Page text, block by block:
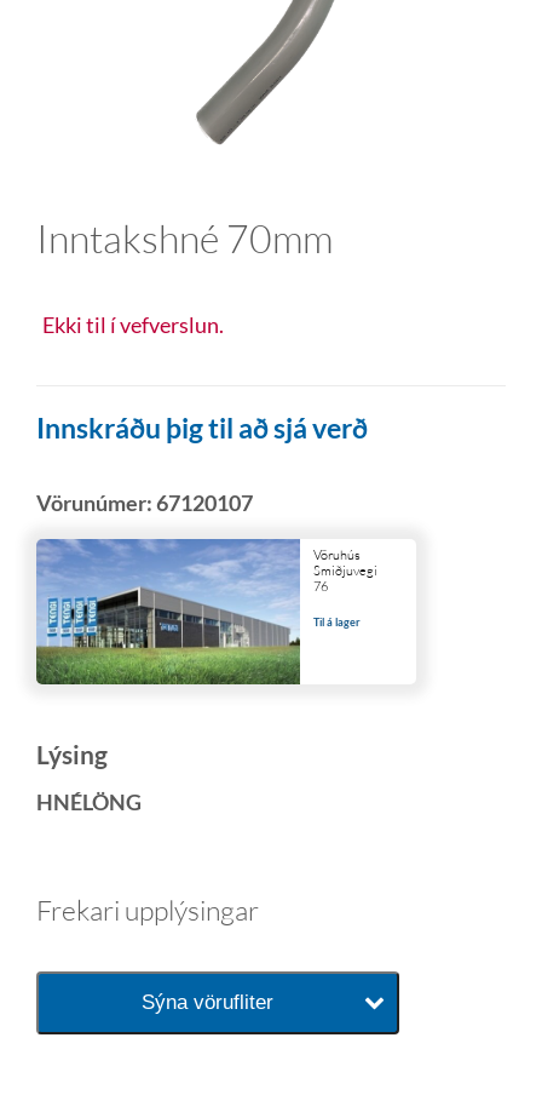
Inntakshné 70mm
Ekki til í vefverslun.
Innskráðu þig til að sjá verð
Vörunúmer:67120107
Vöruhús
Smiðjuvegi
76
Til á lager
Lýsing
HNÉLÖNG
Frekari upplýsingar
Sýna vörufliter